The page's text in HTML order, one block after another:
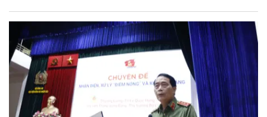
Nhằm phát hiện, bồi dưỡng những sinh viên có năng lực,
đam mê trong lĩnh vực công nghệ thông tin, ngày
06/5/2026, Khoa Toán - Tin học và Ứng dụng khoa học
công nghệ trong phòng, chống tội phạm, Học viện CSND
tổ chức buổi tuyên truyền, tuyển chọn sinh viên tham gia
Đội tuyển Olympic Tin học sinh viên.